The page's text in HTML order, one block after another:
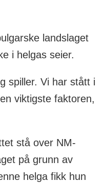
landslaget
i helgas seier.
spiller. Vi har stått i
viktigste faktoren,
stå over NM-
på grunn av
helga fikk hun